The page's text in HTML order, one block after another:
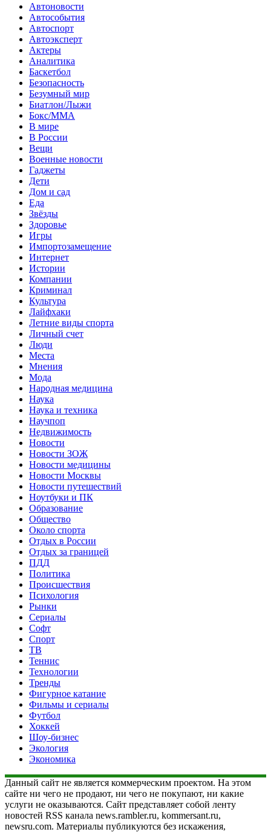
Автоновости
Автособытия
Автоспорт
Автоэксперт
Актеры
Аналитика
Баскетбол
Безопасность
Безумный мир
Биатлон/Лыжи
Бокс/MMA
В мире
В России
Вещи
Военные новости
Гаджеты
Дети
Дом и сад
Еда
Звёзды
Здоровье
Игры
Импортозамещение
Интернет
Истории
Компании
Криминал
Культура
Лайфхаки
Летние виды спорта
Личный счет
Люди
Места
Мнения
Мода
Народная медицина
Наука
Наука и техника
Научпоп
Недвижимость
Новости
Новости ЗОЖ
Новости медицины
Новости Москвы
Новости путешествий
Ноутбуки и ПК
Образование
Общество
Около спорта
Отдых в России
Отдых за границей
ПДД
Политика
Происшествия
Психология
Рынки
Сериалы
Софт
Спорт
ТВ
Теннис
Технологии
Тренды
Фигурное катание
Фильмы и сериалы
Футбол
Хоккей
Шоу-бизнес
Экология
Экономика
Данный сайт не является коммерческим проектом. На этом
сайте ни чего не продают, ни чего не покупают, ни какие
услуги не оказываются. Сайт представляет собой ленту
новостей RSS канала news.rambler.ru, kommersant.ru,
newsru.com. Материалы публикуются без искажения,